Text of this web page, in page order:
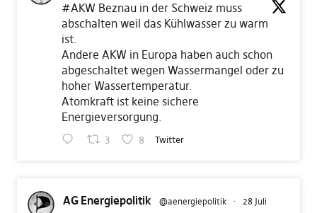
#AKW Beznau in der Schweiz muss
abschalten weil das Kühlwasser zu warm
ist.
Andere AKW in Europa haben auch schon
abgeschaltet wegen Wassermangel oder zu
hoher Wassertemperatur.
Atomkraft ist keine sichere
Energieversorgung.
3 8 Twitter
AG Energiepolitik @aenergiepolitik · 28 Juli